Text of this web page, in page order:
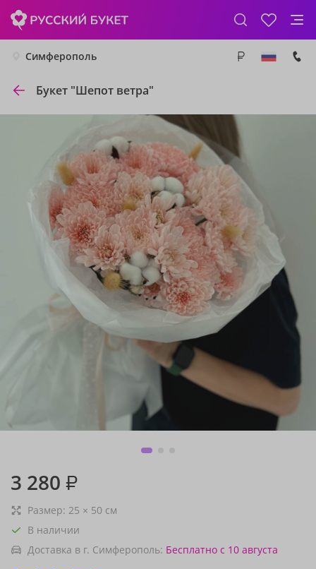
Симферополь
Букет "Шепот ветра"
3 280 ₽
Размер: 25 × 50 см
В наличии
Доставка в г. Симферополь: Бесплатно с 10 августа